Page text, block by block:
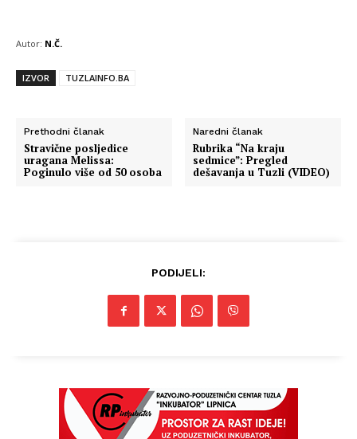
Autor: N.Č.
IZVOR TUZLAINFO.BA
Prethodni članak
Stravične posljedice
uragana Melissa:
Poginulo više od 50 osoba
Naredni članak
Rubrika “Na kraju
sedmice”: Pregled
dešavanja u Tuzli (VIDEO)
PODIJELI: